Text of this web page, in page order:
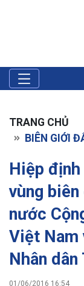
TRANG CHỦ
BIÊN GIỚI
Hiệp
vùng
nước
Việt Nam
Nhân
01/06/2016 16:54